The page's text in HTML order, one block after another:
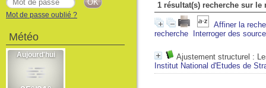
1 résultat(s) recherche sur
Affiner la
recherche
Interroger des
Ajustement structurel :
Institut National d'Etudes de
Mot de passe oublié ?
Météo